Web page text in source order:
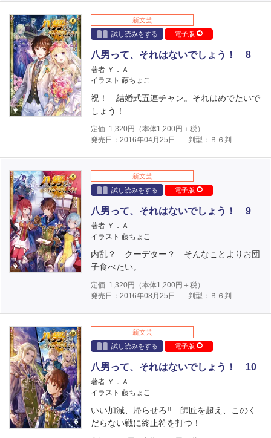
新文芸
試し読みをする
電子版
八男って、それはないでしょう！ 8
著者 Ｙ．Ａ
イラスト 藤ちょこ
祝！ 結婚式五連チャン。それはめでたいで
しょう！
定価 1,320円（本体1,200円＋税）
発売日：2016年04月25日
判型：Ｂ６判
新文芸
試し読みをする
電子版
八男って、それはないでしょう！ 9
著者 Ｙ．Ａ
イラスト 藤ちょこ
内乱？ クーデター？ そんなことよりお団
子食べたい。
定価 1,320円（本体1,200円＋税）
発売日：2016年08月25日
判型：Ｂ６判
新文芸
試し読みをする
電子版
八男って、それはないでしょう！ 10
著者 Ｙ．Ａ
イラスト 藤ちょこ
いい加減、帰らせろ!! 師匠を超え、このく
だらない戦に終止符を打つ！